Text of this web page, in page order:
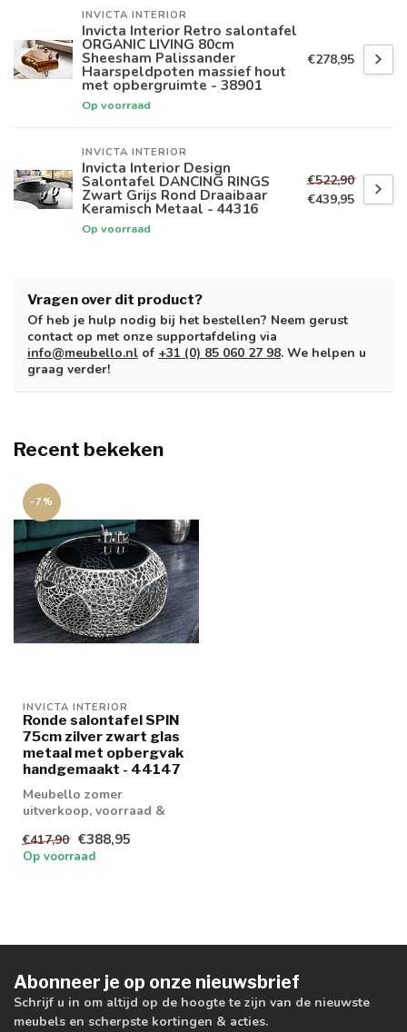
INVICTA INTERIOR
Invicta Interior Retro salontafel
ORGANIC LIVING 80cm
Sheesham Palissander
Haarspeldpoten massief hout
met opbergruimte - 38901
Op voorraad
€278,95
INVICTA INTERIOR
Invicta Interior Design
Salontafel DANCING RINGS
Zwart Grijs Rond Draaibaar
Keramisch Metaal - 44316
Op voorraad
€522,90
€439,95
Vragen over dit product?
Of heb je hulp nodig bij het bestellen? Neem gerust
contact op met onze supportafdeling via
info@meubello.nl of +31 (0) 85 060 27 98. We helpen u
graag verder!
Recent bekeken
-7%
INVICTA INTERIOR
Ronde salontafel SPIN
75cm zilver zwart glas
metaal met opbergvak
handgemaakt - 44147
Meubello zomer
uitverkoop, voorraad &
levertijd 1/2 wek...
€417,90 €388,95
Op voorraad
Abonneer je op onze nieuwsbrief
Schrijf u in om altijd op de hoogte te zijn van de nieuwste
meubels en scherpste kortingen & acties.